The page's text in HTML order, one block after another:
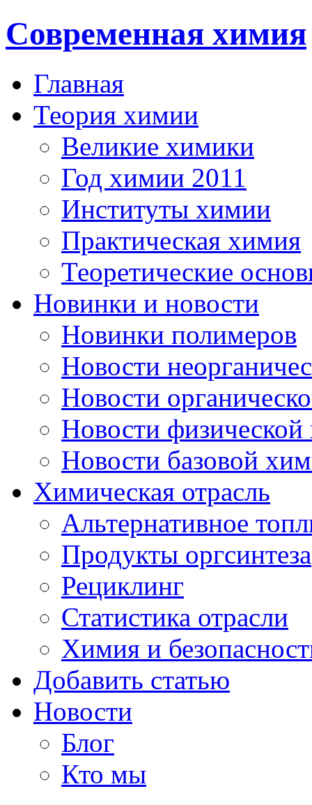
Современная химия
Главная
Теория химии
Великие химики
Год химии 2011
Институты химии
Практическая химия
Теоретические
Новинки и новости
Новинки полимеров
Новости
Новости
Новости
Новости базовой
Химическая отрасль
Альтернативное
Продукты оргсинтеза
Рециклинг
Статистика отрасли
Химия и
Добавить статью
Новости
Блог
Кто мы